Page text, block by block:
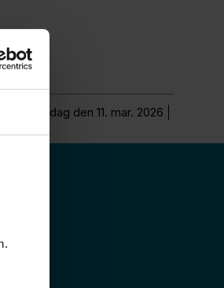
onsdag den 11. mar. 2026